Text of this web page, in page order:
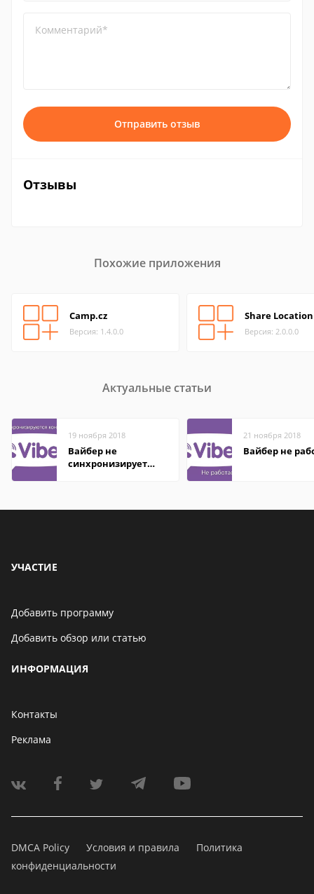
Комментарий*
Отправить отзыв
Отзывы
Похожие приложения
Camp.cz
Версия: 1.4.0.0
Share Location
Версия: 2.0.0.0
Актуальные статьи
19 ноября 2018
Вайбер не
синхронизирует
21 ноября 2018
Вайбер не
УЧАСТИЕ
Добавить программу
Добавить обзор или статью
ИНФОРМАЦИЯ
Контакты
Реклама
DMCA Policy Условия и правила
Политика
конфиденциальности